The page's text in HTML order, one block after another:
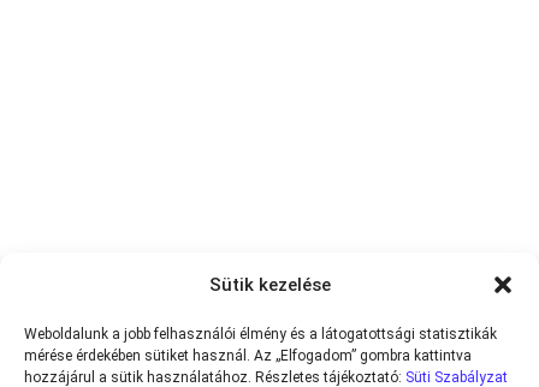
Sütik kezelése
Weboldalunk a jobb felhasználói élmény és a látogatottsági statisztikák
mérése érdekében sütiket használ. Az „Elfogadom” gombra kattintva
hozzájárul a sütik használatához. Részletes tájékoztató: Süti Szabályzat